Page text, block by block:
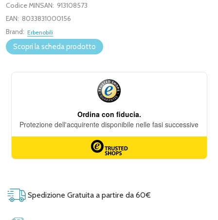
Codice MINSAN: 913108573
EAN: 8033831000156
Brand: Erbenobili
Scopri la scheda prodotto
Spedizione Gratuita a partire da 60€